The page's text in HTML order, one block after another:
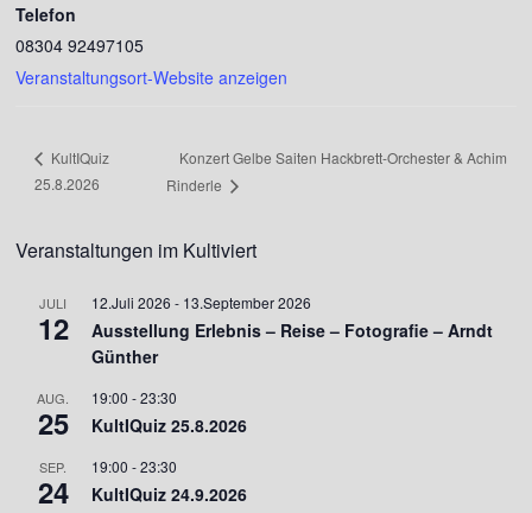
Telefon
08304 92497105
Veranstaltungsort-Website anzeigen
KultIQuiz
25.8.2026
Konzert Gelbe Saiten Hackbrett-Orchester & Achim
Rinderle
Veranstaltungen im Kultiviert
JULI
12
12.Juli 2026 - 13.September 2026
Ausstellung Erlebnis – Reise – Fotografie – Arndt
Günther
AUG.
25
19:00 -23:30
KultIQuiz 25.8.2026
SEP.
24
19:00 -23:30
KultIQuiz 24.9.2026